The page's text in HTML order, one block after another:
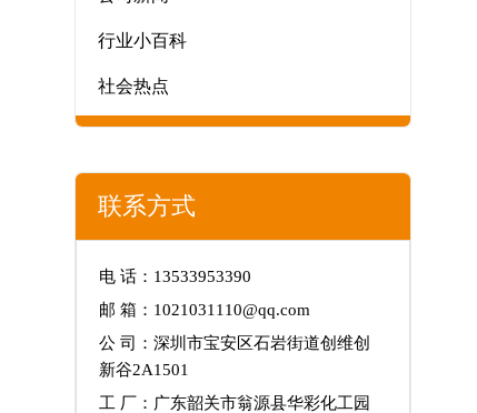
行业小百科
社会热点
联系方式
电 话：13533953390
邮 箱：1021031110@qq.com
公 司：深圳市宝安区石岩街道创维创
新谷2A1501
工 厂：广东韶关市翁源县华彩化工园